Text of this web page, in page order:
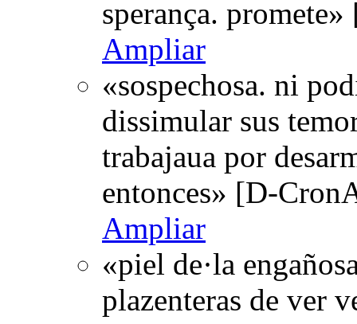
sperança.
Ampliar
«sospechosa. ni
dissimular sus
trabajaua por
entonces» [D-
Ampliar
«piel de·la
plazenteras de ver